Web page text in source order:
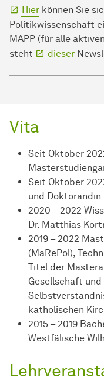
Hier können Sie
Politikwissenschaft
MAPP (für alle
steht
dieser
Vita
Seit Oktober
Seit Oktober
und Doktorandin
2020 – 2022
Dr. Matthias
2019 – 2022
(MaRePol),
Titel der
Gesellschaft
katholischen
2015 – 2019
Westfälische